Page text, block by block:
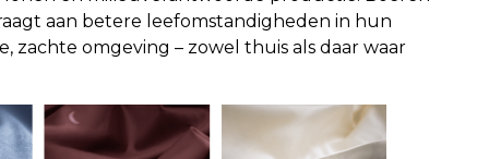
aan betere leefomstandigheden in hun
zachte omgeving – zowel thuis als daar waar